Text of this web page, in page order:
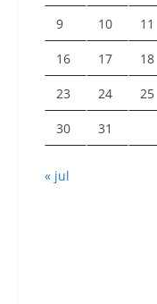
9 10 11
16 17 18
23 24 25
30 31
« jul